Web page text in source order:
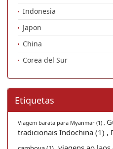
Indonesia
Japon
China
Corea del Sur
Etiquetas
Viagem barata para Myanmar (1) ,
tradicionais Indochina (1) ,